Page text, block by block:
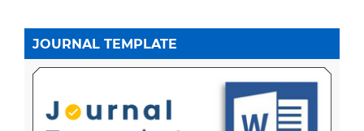
JOURNAL TEMPLATE